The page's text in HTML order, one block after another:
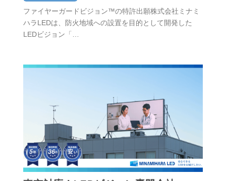
ファイヤーガードビジョン™の特許出願株式会社ミナミ
ハラLEDは、防火地域への設置を目的として開発した
LEDビジョン「…